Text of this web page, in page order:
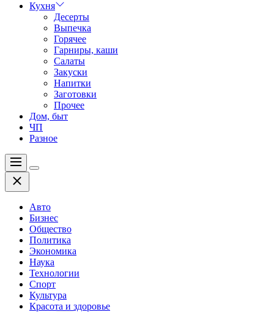
Кухня
Десерты
Выпечка
Горячее
Гарниры, каши
Салаты
Закуски
Напитки
Заготовки
Прочее
Дом, быт
ЧП
Разное
Меню
Цвет
Закрыть
Авто
Бизнес
Общество
Политика
Экономика
Наука
Технологии
Спорт
Культура
Красота и здоровье